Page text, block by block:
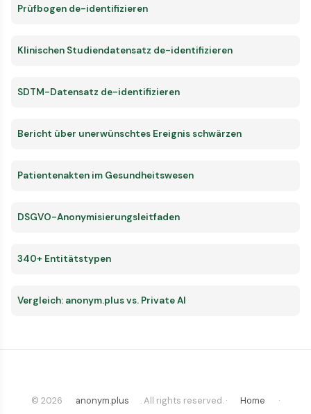
Prüfbogen de-identifizieren
Klinischen Studiendatensatz de-identifizieren
SDTM-Datensatz de-identifizieren
Bericht über unerwünschtes Ereignis schwärzen
Patientenakten im Gesundheitswesen
DSGVO-Anonymisierungsleitfaden
340+ Entitätstypen
Vergleich: anonym.plus vs. Private AI
© 2026 anonym.plus . All rights reserved. · Home ·